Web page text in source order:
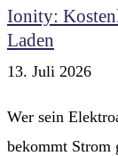
Ionity:
Laden
13. Juli 2026
Wer sein
bekommt Strom